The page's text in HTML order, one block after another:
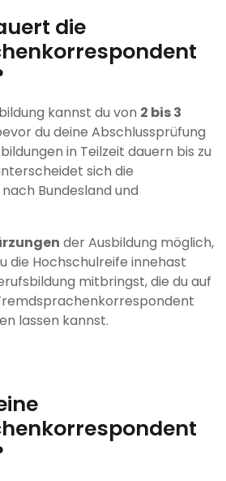
die
kannst du von 2 bis 3
du deine Abschlussprüfung
in Teilzeit dauern bis zu
sich die
Bundesland und
der Ausbildung möglich,
die Hochschulreife innehast
mitbringst, die du auf
lassen kannst.